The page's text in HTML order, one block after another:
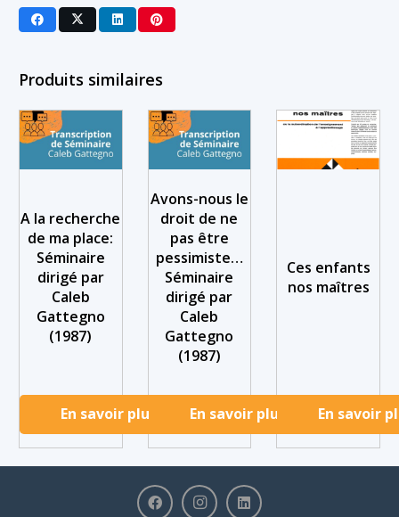
Produits similaires
A la recherche
de ma place:
Séminaire
dirigé par
Caleb
Gattegno
(1987)
En savoir plus
Avons-nous le
droit de ne
pas être
pessimiste…
Séminaire
dirigé par
Caleb
Gattegno
(1987)
En savoir plus
Ces enfants
nos maîtres
En savoir